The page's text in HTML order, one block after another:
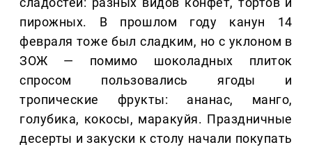
пирожных. В прошлом году канун 14
февраля тоже был сладким, но с уклоном в
ЗОЖ — помимо шоколадных плиток
спросом пользовались ягоды и
тропические фрукты: ананас, манго,
голубика, кокосы, маракуйя. Праздничные
десерты и закуски к столу начали покупать